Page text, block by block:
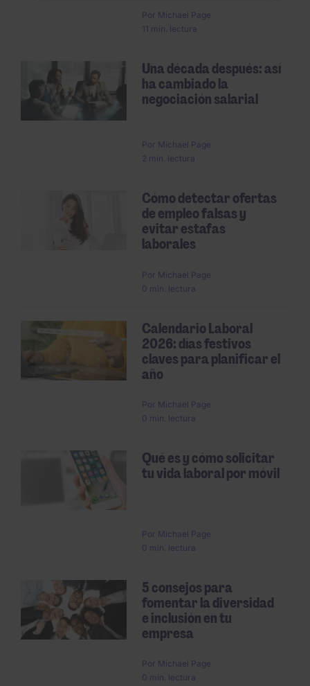
Por Michael Page
11 min. lectura
Una década después: así
ha cambiado la
negociación salarial
Por Michael Page
2 min. lectura
Cómo detectar ofertas
de empleo falsas y
evitar estafas
laborales
Por Michael Page
0 min. lectura
Calendario Laboral
2026: días festivos
claves para planificar el
año
Por Michael Page
0 min. lectura
Qué es y cómo solicitar
tu vida laboral por móvil
Por Michael Page
0 min. lectura
5 consejos para
fomentar la diversidad
e inclusión en tu
empresa
Por Michael Page
0 min. lectura